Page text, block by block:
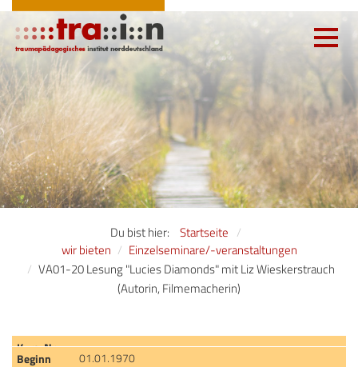
Toggle
navigation
Du bist hier:
Startseite
wir bieten
Einzelseminare/-veranstaltungen
VA01-20 Lesung "Lucies Diamonds" mit Liz Wieskerstrauch
(Autorin, Filmemacherin)
01.01.1970